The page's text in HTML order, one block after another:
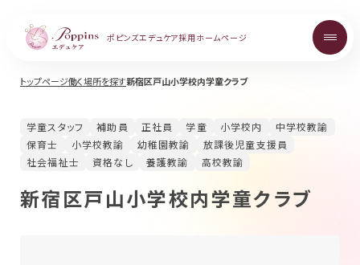
ポピンズエデュケア採用ホームページ
ポピンズエデュケアを知る
Topics
トップページ働く場所を探す新宿区戸山小学校内学童クラブ
学童スタッフ 補助員 正社員 学童 小学校内
中学校教諭
保育士
小学校教諭 幼稚園教諭
放課後児童支援員
社会福祉士
資格なし 養護教諭 高校教諭
新宿区戸山小学校内学童クラブ